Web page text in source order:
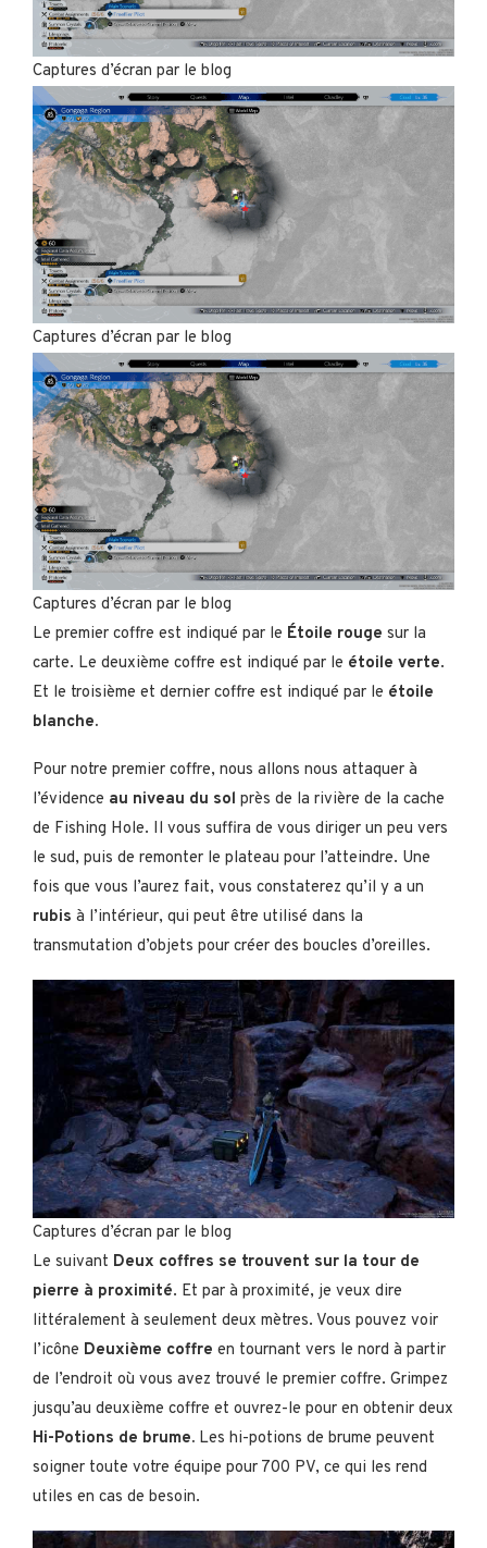
Captures d’écran par le blog
Captures d’écran par le blog
Captures d’écran par le blog
Le premier coffre est indiqué par le Étoile rouge sur la
carte. Le deuxième coffre est indiqué par le étoile verte.
Et le troisième et dernier coffre est indiqué par le étoile
blanche.
Pour notre premier coffre, nous allons nous attaquer à
l’évidence au niveau du sol près de la rivière de la cache
de Fishing Hole. Il vous suffira de vous diriger un peu vers
le sud, puis de remonter le plateau pour l’atteindre. Une
fois que vous l’aurez fait, vous constaterez qu’il y a un
rubis à l’intérieur, qui peut être utilisé dans la
transmutation d’objets pour créer des boucles d’oreilles.
Captures d’écran par le blog
Le suivant Deux coffres se trouvent sur la tour de
pierre à proximité. Et par à proximité, je veux dire
littéralement à seulement deux mètres. Vous pouvez voir
l’icône Deuxième coffre en tournant vers le nord à partir
de l’endroit où vous avez trouvé le premier coffre. Grimpez
jusqu’au deuxième coffre et ouvrez-le pour en obtenir deux
Hi-Potions de brume. Les hi-potions de brume peuvent
soigner toute votre équipe pour 700 PV, ce qui les rend
utiles en cas de besoin.